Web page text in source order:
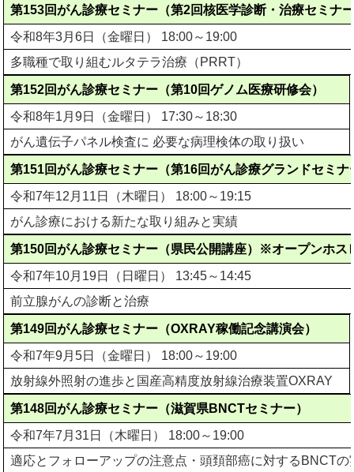
第153回がん診療セミナー（第2回核医学診断・治療セミナ
令和8年3月6日（金曜日） 18:00～19:00
多職種で取り組むルタテラ治療（PRRT）
第152回がん診療セミナー（第10回ゲノム医療研修会）
令和8年1月9日（金曜日） 17:30～18:30
がん遺伝子パネル検査に 必要な病理検体の取り扱い
第151回がん診療セミナー（第16回がん診療グランドセミナ
令和7年12月11日（木曜日） 18:00～19:15
がん診療における新たな取り組みと実績
第150回がん診療セミナー（県民公開講座）※オープンホス
令和7年10月19日（日曜日） 13:45～14:45
前立腺がんの診断と治療
第149回がん診療セミナー（OXRAY稼働記念講演会）
令和7年9月5日（金曜日） 18:00～19:00
放射線外照射の進歩と国産高精度放射線治療装置OXRAY
第148回がん診療セミナー（滋賀県BNCTセミナー）
令和7年7月31日（木曜日） 18:00～19:00
適応とフォローアップの注意点・頭頚部癌に対するBNCTの